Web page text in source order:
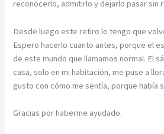
reconocerlo, admitirlo y dejarlo pasar sin
Desde luego este retiro lo tengo que
Espero hacerlo cuanto antes, porque el
de este mundo que llamamos normal. El
casa, solo en mi habitación, me puse a
gusto con cómo me sentía, porque había
Gracias por haberme ayudado.